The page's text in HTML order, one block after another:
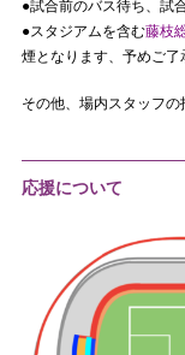
●試合前のバス待ち、試
●スタジアムを含む藤枝
煙となります、予めご了
その他、場内スタッフの
応援について